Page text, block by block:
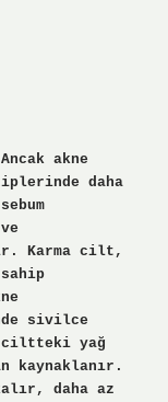
akne
daha
Karma cilt,
sivilce
yağ
kaynaklanır.
daha az